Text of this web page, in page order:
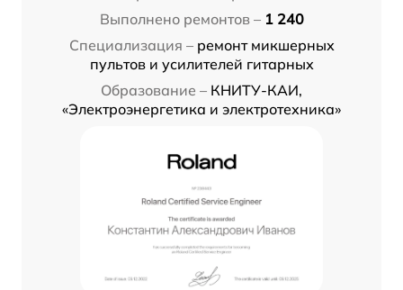
Выполнено ремонтов – 1 240
Специализация – ремонт микшерных
пультов и усилителей гитарных
Образование – КНИТУ-КАИ,
«Электроэнергетика и электротехника»